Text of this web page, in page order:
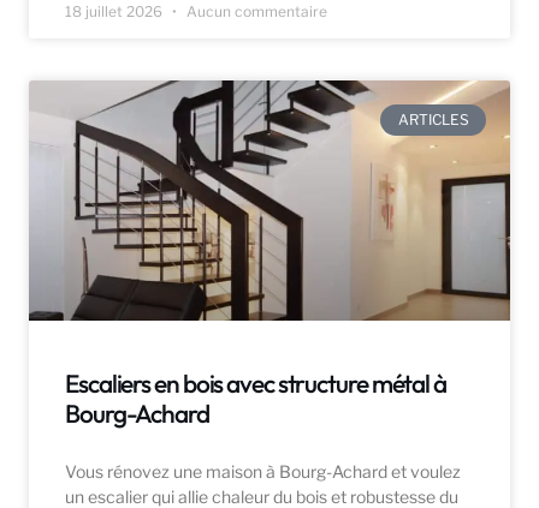
18 juillet 2026 Aucun commentaire
ARTICLES
Escaliers en bois avec structure métal à
Bourg-Achard
Vous rénovez une maison à Bourg-Achard et voulez
un escalier qui allie chaleur du bois et robustesse du